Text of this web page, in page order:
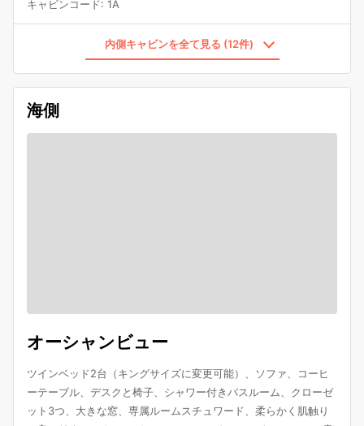
キャビンコード: 1A
内側キャビンを全て見る (12件)
海側
オーシャンビュー
ツインベッド2台（キングサイズに変更可能）、ソファ、コーヒ
ーテーブル、デスクと椅子、シャワー付きバスルーム、クローゼ
ット3つ、大きな窓、専属ルームスチュワード、柔らかく肌触り